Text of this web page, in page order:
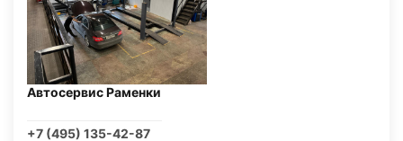
Автосервис Раменки
+7 (495) 135-42-87